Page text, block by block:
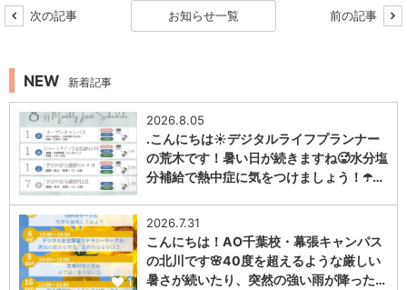
次の記事 お知らせ一覧 前の記事
NEW 新着記事
1
2026.8.05
.こんにちは☀️デジタルライフプランナー
の荒木です！暑い日が続きますね🥵水分塩
分補給で熱中症に気をつけましょう！☂️…
1
2026.7.31
こんにちは！AO千葉校・幕張キャンパス
の北川です🌸40度を超えるような厳しい
暑さが続いたり、突然の強い雨が降った…